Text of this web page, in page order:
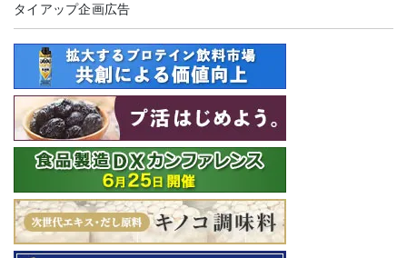
タイアップ企画広告